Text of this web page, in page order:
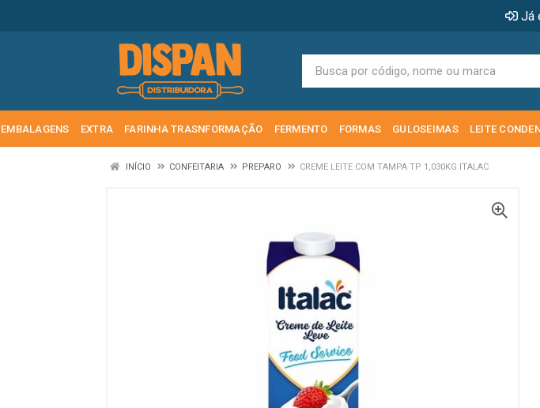
Já
EMBALAGENS EXTRA FARINHA TRASNFORMAÇÃO FERMENTO FORMAS GULOSEIMAS LEITE
INÍCIO CONFEITARIA PREPARO CREME LEITE COM TAMPA TP 1,030KG ITALAC